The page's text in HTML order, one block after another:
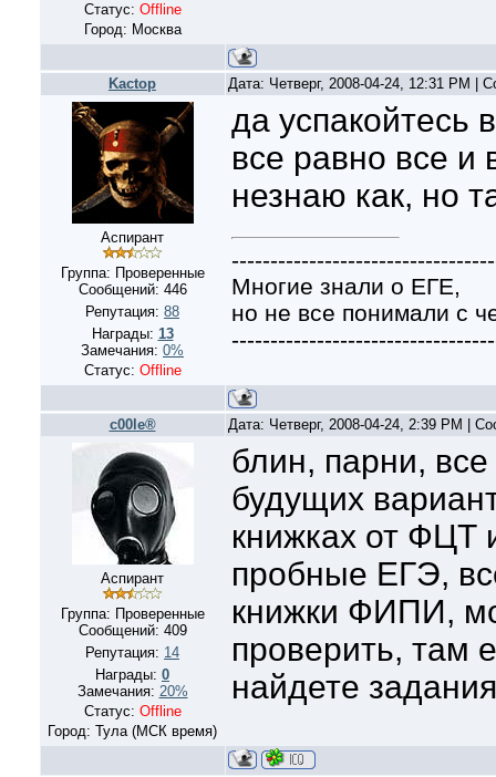
Статус: Offline
Город: Москва
Kactop Дата: Четверг, 2008-04-24, 12:31 PM |
Аспирант
Группа: Проверенные
Сообщений: 446
Репутация: 88
Награды: 13
Замечания: 0%
Статус: Offline
да успакойтесь
все равно все
незнаю как, но
Многие знали о ЕГЕ,
но не все понимали с
c00le® Дата: Четверг, 2008-04-24, 2:39 PM |
Аспирант
Группа: Проверенные
Сообщений: 409
Репутация: 14
Награды: 0
Замечания: 20%
Статус: Offline
Город: Тула (МСК время)
блин, парни,
будущих
книжках от ФЦТ
пробные ЕГЭ,
книжки ФИПИ,
проверить, там
найдете